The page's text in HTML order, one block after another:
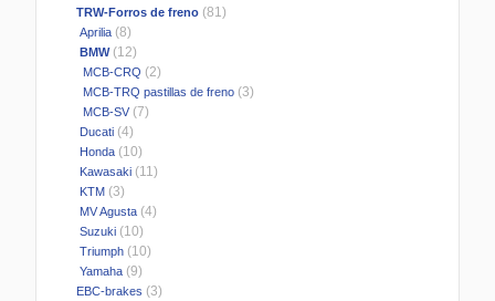
TRW-Forros de freno (81)
Aprilia (8)
BMW(12)
MCB-CRQ (2)
MCB-TRQ pastillas de freno (3)
MCB-SV (7)
Ducati (4)
Honda (10)
Kawasaki (11)
KTM (3)
MV Agusta (4)
Suzuki (10)
Triumph (10)
Yamaha (9)
EBC-brakes (3)